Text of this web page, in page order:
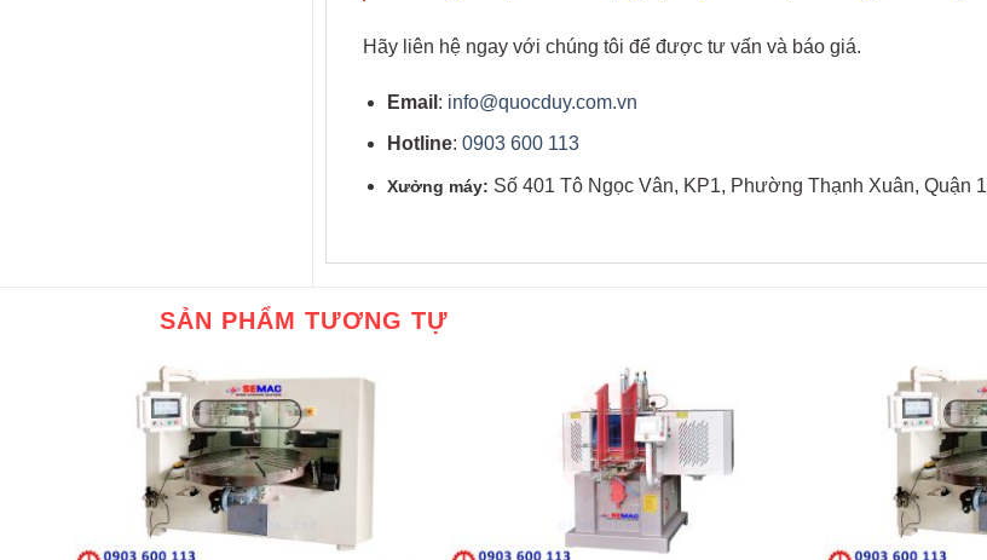
Hãy liên hệ ngay với chúng tôi để được tư vấn và báo giá.
Email : info@quocduy.com.vn
Hotline:0903 600 113
Xưởng máy: Số 401 Tô Ngọc Vân, KP1, Phường Thạnh Xuân, Quận
SẢN PHẨM TƯƠNG TỰ